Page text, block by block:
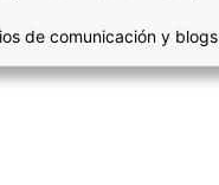
de comunicación y blogs